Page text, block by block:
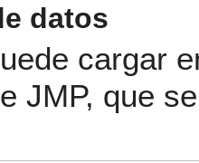
datos
cargar
JMP, que